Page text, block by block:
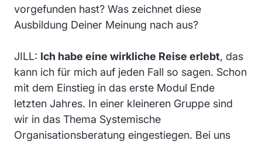
vorgefunden hast? Was zeichnet diese
Ausbildung Deiner Meinung nach aus?
JILL: Ich habe eine wirkliche Reise erlebt, das
kann ich für mich auf jeden Fall so sagen. Schon
mit dem Einstieg in das erste Modul Ende
letzten Jahres. In einer kleineren Gruppe sind
wir in das Thema Systemische
Organisationsberatung eingestiegen. Bei uns